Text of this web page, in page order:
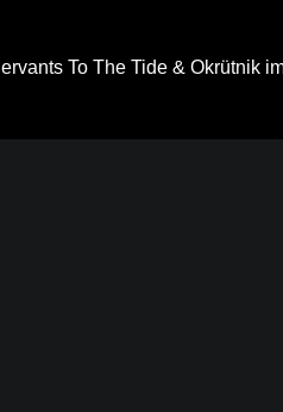
To The Tide & Okrütnik